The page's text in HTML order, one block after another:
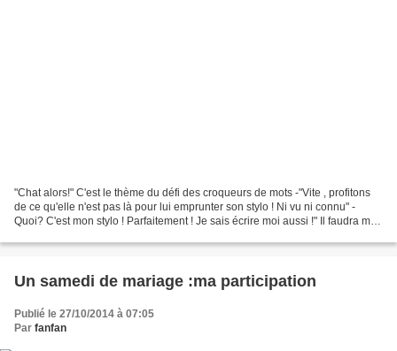
"Chat alors!" C'est le thème du défi des croqueurs de mots -"Vite , profitons
de ce qu'elle n'est pas là pour lui emprunter son stylo ! Ni vu ni connu" -
Quoi? C'est mon stylo ! Parfaitement ! Je sais écrire moi aussi !" Il faudra me
Un samedi de mariage :ma participation
Publié le 27/10/2014 à 07:05
Par fanfan